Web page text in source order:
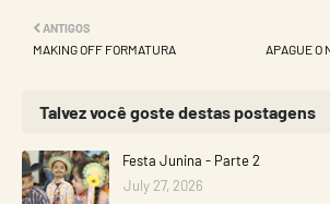
APAGUE O
ANTIGOS
MAKING OFF FORMATURA
Talvez você goste destas postagens
Festa Junina - Parte 2
July 27, 2026